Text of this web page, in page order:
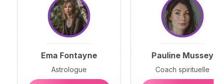
Ema Fontayne
Astrologue
Pauline Mussey
Coach spirituelle